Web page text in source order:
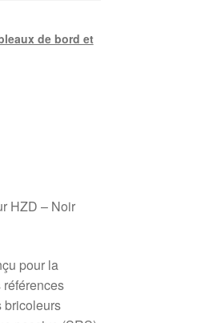
de bord et
HZD – Noir
pour la
bricoleurs